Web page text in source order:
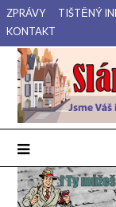
Přejdi
na
obsah
ZPRÁVY TIŠTĚNÝ
KONTAKT
Váš internetový